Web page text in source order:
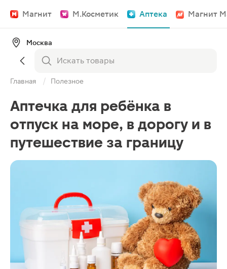
Магнит М.Косметик Аптека Магнит
Москва
Главная Полезное
Аптечка для ребёнка в
отпуск на море, в дорогу и в
путешествие за границу